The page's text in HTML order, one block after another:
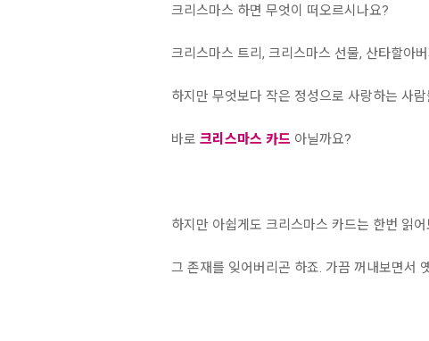
크리스마스 하면 무엇이 떠오르시나요?
크리스마스 트리, 크리스마스 선물, 산타할아버
하지만 무엇보다 작은 정성으로 사랑하는 사
바로 크리스마스 카드 아닐까요?
하지만 아쉽게도 크리스마스 카드는 한번 읽
그 존재를 잊어버리곤 하죠. 가끔 꺼내보면서